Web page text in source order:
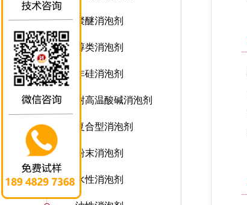
聚醚消泡剂
醇类消泡剂
非硅消泡剂
耐高温酸碱消泡剂
复合型消泡剂
粉末消泡剂
水性消泡剂